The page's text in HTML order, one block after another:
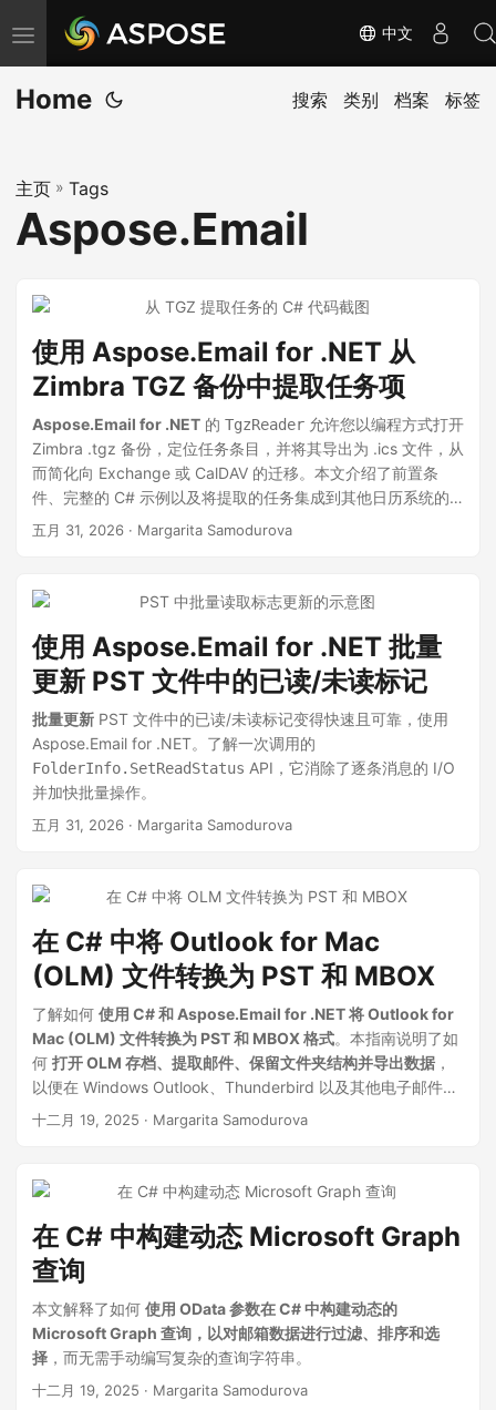
切
换
导
中文
Home 搜索 类别 档案 标签
主页 » Tags
Aspose.Email
使用 Aspose.Email for .NET 从
Zimbra TGZ 备份中提取任务项
Aspose.Email for .NET 的 TgzReader 允许您以编程方式打开
Zimbra .tgz 备份，定位任务条目，并将其导出为 .ics 文件，从
而简化向 Exchange 或 CalDAV 的迁移。本文介绍了前置条
件、完整的 C# 示例以及将提取的任务集成到其他日历系统的
技巧。
五月 31, 2026 · Margarita Samodurova
使用 Aspose.Email for .NET 批量
更新 PST 文件中的已读/未读标记
批量更新 PST 文件中的已读/未读标记变得快速且可靠，使用
Aspose.Email for .NET。了解一次调用的
FolderInfo.SetReadStatus API，它消除了逐条消息的 I/O
并加快批量操作。
五月 31, 2026 · Margarita Samodurova
在 C# 中将 Outlook for Mac
(OLM) 文件转换为 PST 和 MBOX
了解如何 使用 C# 和 Aspose.Email for .NET 将 Outlook for
Mac (OLM) 文件转换为 PST 和 MBOX 格式。本指南说明了如
何 打开 OLM 存档、提取邮件、保留文件夹结构并导出数据 ，
以便在 Windows Outlook、Thunderbird 以及其他电子邮件客
户端中使用。
十二月 19, 2025 · Margarita Samodurova
在 C# 中构建动态 Microsoft Graph
查询
本文解释了如何 使用 OData 参数在 C# 中构建动态的
Microsoft Graph 查询，以对邮箱数据进行过滤、排序和选
择 ，而无需手动编写复杂的查询字符串。
十二月 19, 2025 · Margarita Samodurova